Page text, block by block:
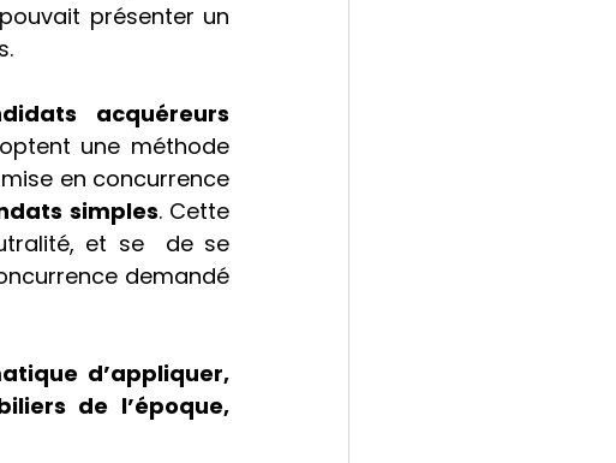
présenter un
acquéreurs
une méthode
en concurrence
simples. Cette
et se  de se
demandé
d’appliquer,
de l’époque,